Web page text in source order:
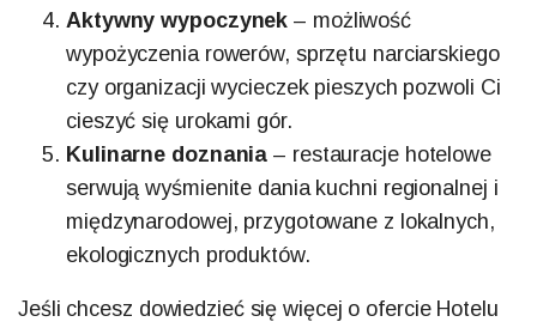
Aktywny wypoczynek – możliwość
wypożyczenia rowerów, sprzętu narciarskiego
czy organizacji wycieczek pieszych pozwoli Ci
cieszyć się urokami gór.
Kulinarne doznania – restauracje hotelowe
serwują wyśmienite dania kuchni regionalnej i
międzynarodowej, przygotowane z lokalnych,
ekologicznych produktów.
Jeśli chcesz dowiedzieć się więcej o ofercie Hotelu